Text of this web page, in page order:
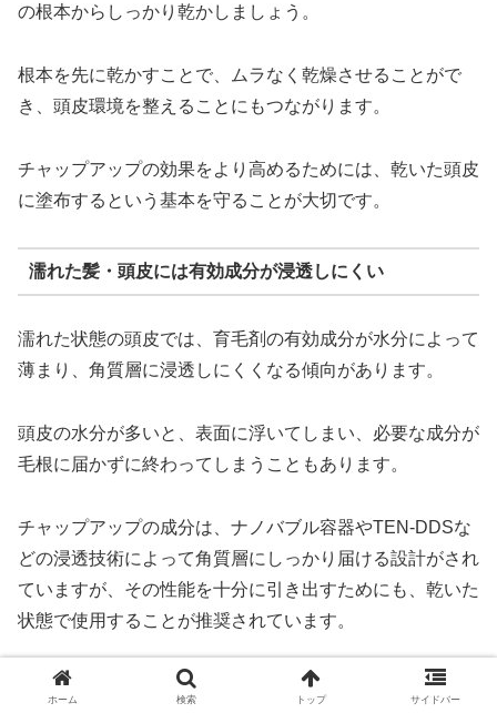
の根本からしっかり乾かしましょう。
根本を先に乾かすことで、ムラなく乾燥させることがで
き、頭皮環境を整えることにもつながります。
チャップアップの効果をより高めるためには、乾いた頭皮
に塗布するという基本を守ることが大切です。
濡れた髪・頭皮には有効成分が浸透しにくい
濡れた状態の頭皮では、育毛剤の有効成分が水分によって
薄まり、角質層に浸透しにくくなる傾向があります。
頭皮の水分が多いと、表面に浮いてしまい、必要な成分が
毛根に届かずに終わってしまうこともあります。
チャップアップの成分は、ナノバブル容器やTEN-DDSな
どの浸透技術によって角質層にしっかり届ける設計がされ
ていますが、その性能を十分に引き出すためにも、乾いた
状態で使用することが推奨されています。
ドライヤーで頭皮を乾かす際には、熱を当てすぎないよう
ホーム 検索 トップ サイドバー